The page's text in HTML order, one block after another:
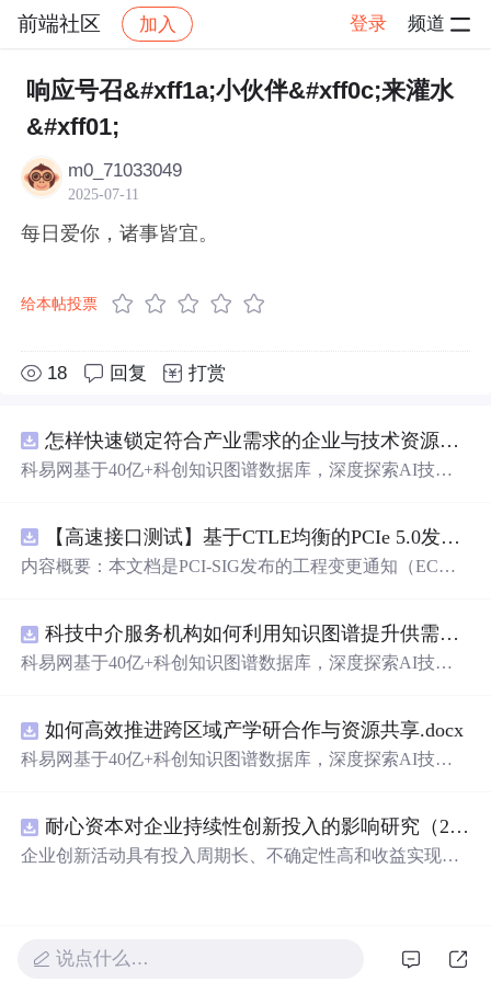
前端社区 加入 登录 频道
社区 前端社区 感慨 帖子详情
响应号召&#xff1a;小伙伴&#xff0c;来灌水
&#xff01;
m0_71033049
2025-07-11
每日爱你，诸事皆宜。
给本帖投票
18 回复 打赏
怎样快速锁定符合产业需求的企业与技术资源？.docx
科易网基于40亿+科创知识图谱数据库，深度探索AI技术
新领域的AI+数智化解决方案，推动科技创新与产业创新
智能化发展。
【高速接口测试】基于CTLE均衡的PCIe 5.0发射机抖动测量方法：32 GT/s速率下精确评估硅基抖动分量的技术方案
内容概要：本文档是PCI-SIG发布的工程变更通知（EC
式”替代原有的S参数去嵌入法，通过在被测通道应用基于
CTLE的均衡来减少因信道损耗导致的信号退化，从而更准
了传统去嵌入过程中高频噪声放大带来的测量不准确性。
对于2.5至16.0 GT/s速率，原有测量方法保持不变。; 适合
人群：从事高速接口设计、验证或测试的工程师，尤其是
科技中介服务机构如何利用知识图谱提升供需匹配精准度？.docx
科易网基于40亿+科创知识图谱数据库，深度探索AI技术
新领域的AI+数智化解决方案，推动科技创新与产业创新
智能化发展。
如何高效推进跨区域产学研合作与资源共享.docx
科易网基于40亿+科创知识图谱数据库，深度探索AI技术
新领域的AI+数智化解决方案，推动科技创新与产业创新
智能化发展。
耐心资本对企业持续性创新投入的影响研究（2010-2024年）
企业创新活动具有投入周期长、不确定性高和收益实现滞
解融资约束、优化公司治理结构以及增强企业风险承担能
力，为企业持续开展创新活动提供长期稳定支持 本文基于
说点什么…